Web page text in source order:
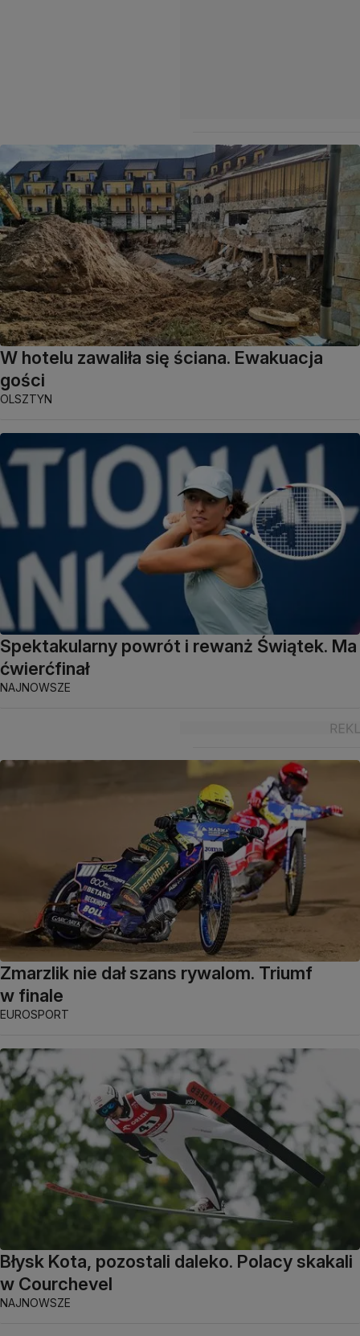
W hotelu zawaliła się ściana. Ewakuacja
gości
OLSZTYN
Spektakularny powrót i rewanż Świątek. Ma
ćwierćfinał
NAJNOWSZE
Zmarzlik nie dał szans rywalom. Triumf
w finale
EUROSPORT
Błysk Kota, pozostali daleko. Polacy skakali
w Courchevel
NAJNOWSZE